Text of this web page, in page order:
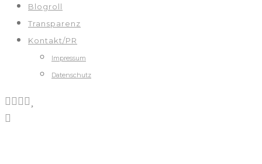
Blogroll
Transparenz
Kontakt/PR
Impressum
Datenschutz